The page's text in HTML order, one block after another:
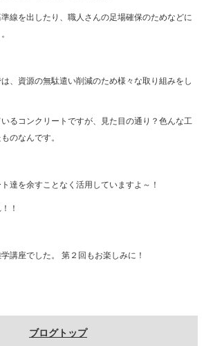
線を出したり、職人さんの足場確保のためなどに
、資源の無駄遣い削減のため様々な取り組みをし
るコンクリートですが、見た目の通り？色んな工
のなんです。
達を余すことなく活用していますよ～！
！
講座でした。 第２回もお楽しみに！
ブログトップ